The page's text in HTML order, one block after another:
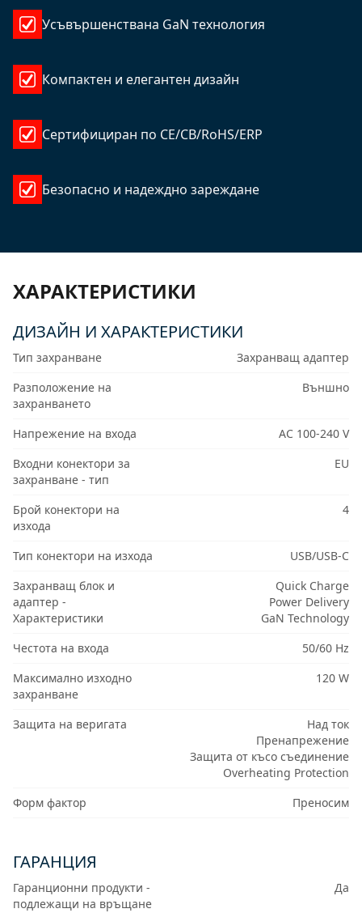
Усъвършенствана GaN технология
Компактен и елегантен дизайн
Сертифициран по CE/CB/RoHS/ERP
Безопасно и надеждно зареждане
ХАРАКТЕРИСТИКИ
ДИЗАЙН И ХАРАКТЕРИСТИКИ
Тип захранване
Захранващ адаптер
Разположение на
захранването
Външно
Напрежение на входа
AC 100-240 V
Входни конектори за
захранване - тип
EU
Брой конектори на
изхода
4
Тип конектори на изхода
USB/USB-C
Захранващ блок и
адаптер -
Характеристики
Quick Charge
Power Delivery
GaN Technology
Честота на входа
50/60 Hz
Максимално изходно
захранване
120 W
Защита на веригата
Над ток
Пренапрежение
Защита от късо съединение
Overheating Protection
Форм фактор
Преносим
ГАРАНЦИЯ
Гаранционни продукти -
подлежащи на връщане
Да